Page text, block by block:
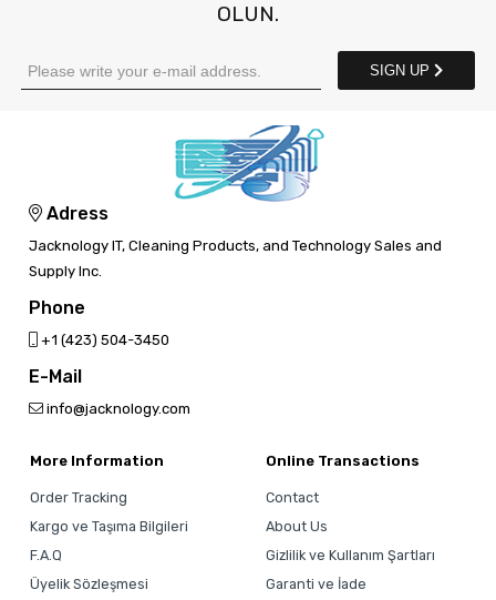
OLUN.
SIGN UP
Adress
Jacknology IT, Cleaning Products, and Technology Sales and
Supply Inc.
Phone
‎+1 (423) 504-3450
E-Mail
info@jacknology.com
More Information
Order Tracking
Kargo ve Taşıma Bilgileri
F.A.Q
Üyelik Sözleşmesi
Online Transactions
Contact
About Us
Gizlilik ve Kullanım Şartları
Garanti ve İade